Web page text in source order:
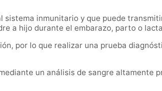
sistema inmunitario y que puede
a hijo durante el embarazo, parto o
por lo que realizar una prueba
un análisis de sangre altamente